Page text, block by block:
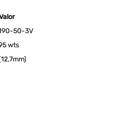
50-3V
wts